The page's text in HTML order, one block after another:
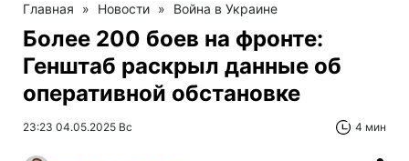
Главная » Новости » Война в Украине
Более 200 боев на фронте:
Генштаб раскрыл данные об
оперативной обстановке
23:23 04.05.2025 Вс 4 мин